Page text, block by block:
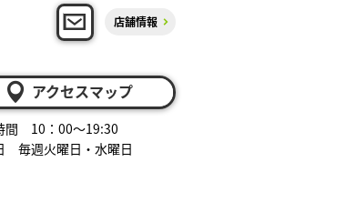
店舗情報
アクセスマップ
間 10：00～19:30
毎週火曜日・水曜日